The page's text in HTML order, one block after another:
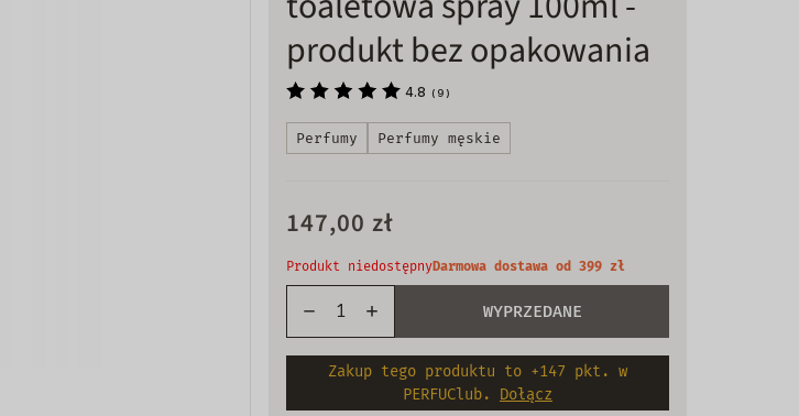
produkt bez opakowania
4.8 ( 9 )
Perfumy Perfumy męskie
147,00 zł
Produkt niedostępnyDarmowa dostawa od 399 zł
WYPRZEDANE
Zakup tego produktu to +147 pkt. w
PERFUClub. Dołącz